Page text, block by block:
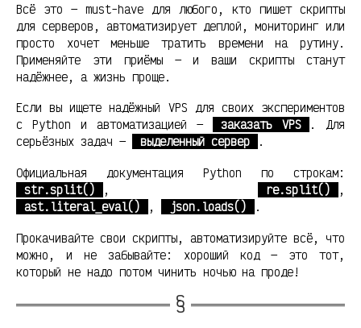
Всё это — must-have для любого, кто пишет скрипты
для серверов, автоматизирует деплой, мониторинг или
просто хочет меньше тратить времени на рутину.
Применяйте эти приёмы — и ваши скрипты станут
надёжнее, а жизнь проще.
Если вы ищете надёжный VPS для своих экспериментов
с Python и автоматизацией —
заказать VPS
. Для
серьёзных задач —
выделенный сервер .
Официальная документация Python по строкам:
str.split()
, re.split()
,
ast.literal_eval()
, json.loads() .
Прокачивайте свои скрипты, автоматизируйте всё, что
можно, и не забывайте: хороший код — это тот,
который не надо потом чинить ночью на проде!